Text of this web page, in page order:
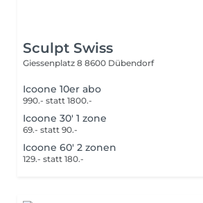
Sculpt Swiss
Giessenplatz 8 8600 Dübendorf
Icoone 10er abo
990.- statt 1800.-
Icoone 30' 1 zone
69.- statt 90.-
Icoone 60' 2 zonen
129.- statt 180.-